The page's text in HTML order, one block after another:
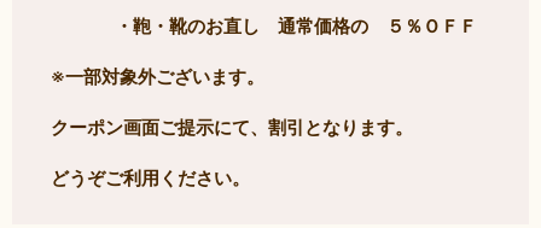
・鞄・靴のお直し 通常価格の ５％ＯＦＦ
※一部対象外ございます。
クーポン画面ご提示にて、割引となります。
どうぞご利用ください。